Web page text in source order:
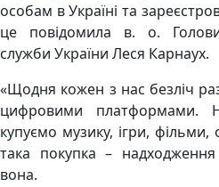
особам в Україні та
це повідомила в. о.
служби України Леся Карнаух.
«Щодня кожен з нас безліч
цифровими
купуємо музику, ігри, фільми,
така покупка –
вона.